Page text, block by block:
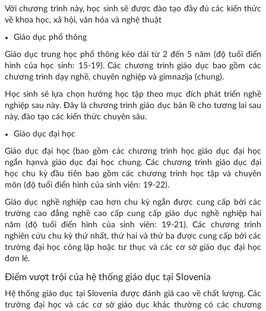
Với chương trình này, học sinh sẽ được đào tạo đầy đủ các kiến thức
về khoa học, xã hội, văn hóa và nghệ thuật
Giáo dục phổ thông
Giáo dục trung học phổ thông kéo dài từ 2 đến 5 năm (độ tuổi điển
hình của học sinh: 15-19). Các chương trình giáo dục bao gồm các
chương trình dạy nghề, chuyên nghiệp và gimnazija (chung).
Học sinh sẽ lựa chọn hướng học tập theo mục đích phát triển nghề
nghiệp sau này. Đây là chương trình giáo dục bản lề cho tương lai sau
này, đào tạo các kiến thức chuyên sâu.
Giáo dục đại học
Giáo dục đại học (bao gồm các chương trình học giáo dục đại học
ngắn hạnvà giáo dục đại học chung. Các chương trình giáo dục đại
học chu kỳ đầu tiên bao gồm các chương trình học tập và chuyên
môn (độ tuổi điển hình của sinh viên: 19-22).
Giáo dục nghề nghiệp cao hơn chu kỳ ngắn được cung cấp bởi các
trường cao đẳng nghề cao cấp cung cấp giáo dục nghề nghiệp hai
năm (độ tuổi điển hình của sinh viên: 19-21). Các chương trình
nghiên cứu chu kỳ thứ nhất, thứ hai và thứ ba được cung cấp bởi các
trường đại học công lập hoặc tư thục và các cơ sở giáo dục đại học
đơn lẻ.
Điểm vượt trội của hệ thống giáo dục tại Slovenia
Hệ thống giáo dục tại Slovenia được đánh giá cao về chất lượng. Các
trường đại học và các cơ sở giáo dục khác thường có các chương